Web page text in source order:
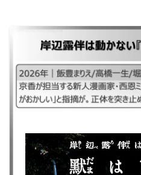
｜#泉京香は黙らない#岸辺露伴は動か
まりえ/高橋一生/堀田真由/寛一郎｜SP
家・西恩ミカを、露伴から「この漫画
体を突き止めようと奔走し怪異に巻き込